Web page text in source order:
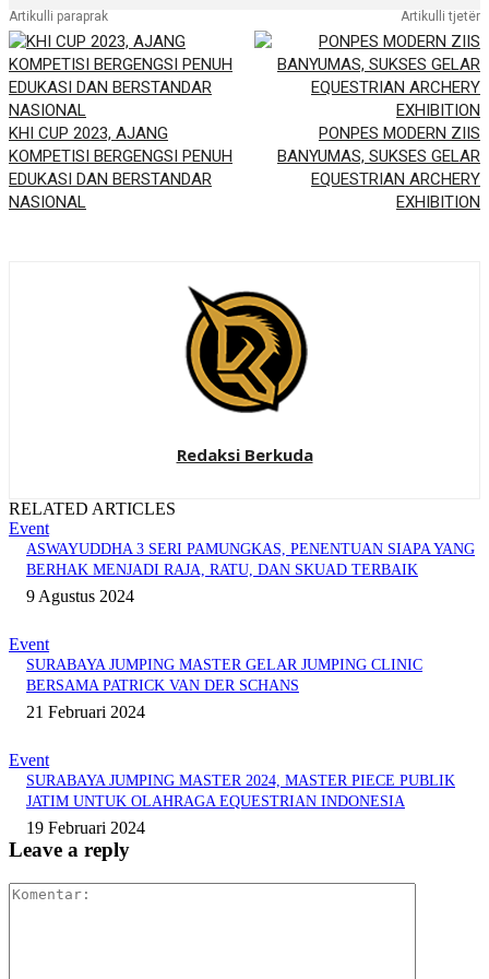
Artikulli paraprak
KHI CUP 2023, AJANG
KOMPETISI BERGENGSI PENUH
EDUKASI DAN BERSTANDAR
NASIONAL
Artikulli tjetër
PONPES MODERN ZIIS
BANYUMAS, SUKSES GELAR
EQUESTRIAN ARCHERY
EXHIBITION
Redaksi Berkuda
RELATED ARTICLES
Event
ASWAYUDDHA 3 SERI PAMUNGKAS, PENENTUAN SIAPA YANG
BERHAK MENJADI RAJA, RATU, DAN SKUAD TERBAIK
9 Agustus 2024
Event
SURABAYA JUMPING MASTER GELAR JUMPING CLINIC
BERSAMA PATRICK VAN DER SCHANS
21 Februari 2024
Event
SURABAYA JUMPING MASTER 2024, MASTER PIECE PUBLIK
JATIM UNTUK OLAHRAGA EQUESTRIAN INDONESIA
19 Februari 2024
Leave a reply